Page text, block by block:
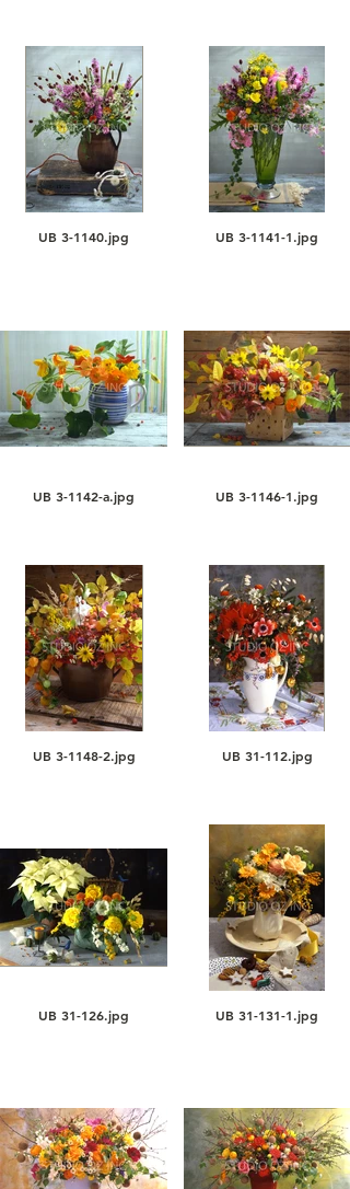
UB 3-1140.jpg UB 3-1141-1.jpg
UB 3-1142-a.jpg UB 3-1146-1.jpg
UB 3-1148-2.jpg UB 31-112.jpg
UB 31-126.jpg UB 31-131-1.jpg